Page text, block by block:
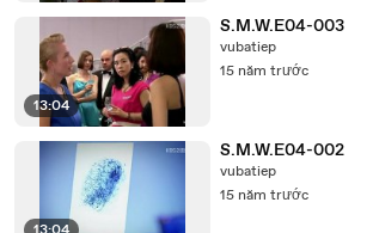
13:04
S.M.W.E04-003
vubatiep
15 năm trước
S.M.W.E04-002
vubatiep
15 năm trước